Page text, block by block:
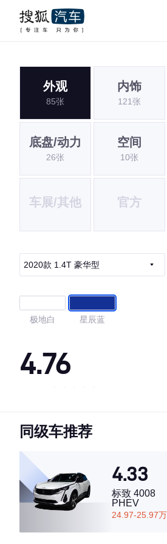
外观
85张
内饰
121张
底盘/动力
26张
空间
10张
车展/其他 官方
2020款 1.4T 豪华型
极地白 星辰蓝
4.76
·内饰表现一般，低于53%同级车
·空间表现较为优秀，优于55%同级车
同级车推荐
4.33
标致 4008
PHEV
24.97-25.97万